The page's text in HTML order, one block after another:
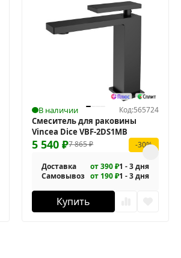
В наличии Код:565724
Смеситель для раковины
Vincea Dice VBF-2DS1MB
7 865₽
5 540₽ -30%
Доставка от 390 ₽1 - 3 дня
Самовывоз от 190 ₽1 - 3 дня
Купить